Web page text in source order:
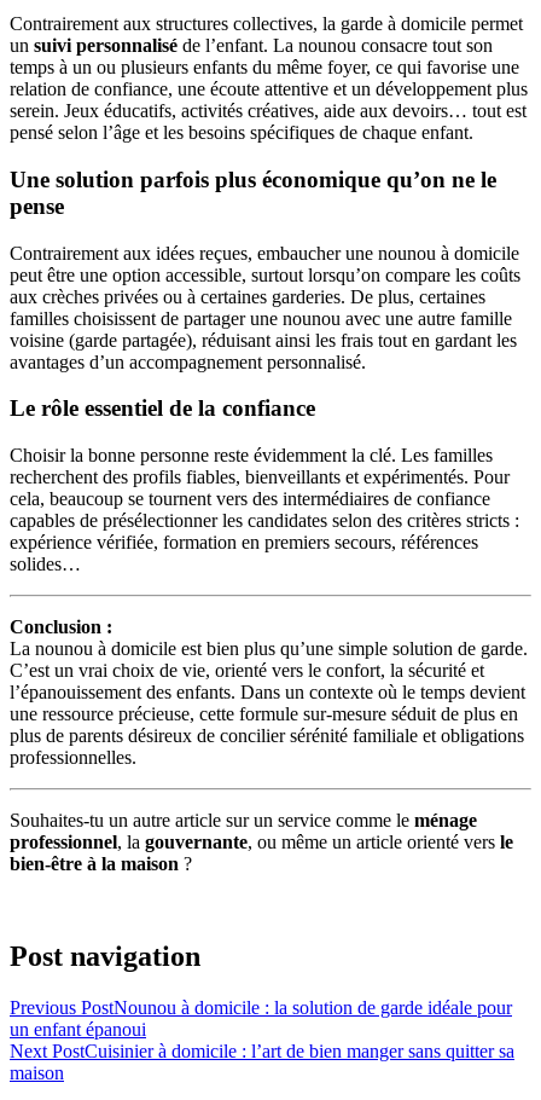
Contrairement aux structures collectives, la garde à domicile permet
un suivi personnalisé de l’enfant. La nounou consacre tout son
temps à un ou plusieurs enfants du même foyer, ce qui favorise une
relation de confiance, une écoute attentive et un développement plus
serein. Jeux éducatifs, activités créatives, aide aux devoirs… tout est
pensé selon l’âge et les besoins spécifiques de chaque enfant.
Une solution parfois plus économique qu’on ne le
pense
Contrairement aux idées reçues, embaucher une nounou à domicile
peut être une option accessible, surtout lorsqu’on compare les coûts
aux crèches privées ou à certaines garderies. De plus, certaines
familles choisissent de partager une nounou avec une autre famille
voisine (garde partagée), réduisant ainsi les frais tout en gardant les
avantages d’un accompagnement personnalisé.
Le rôle essentiel de la confiance
Choisir la bonne personne reste évidemment la clé. Les familles
recherchent des profils fiables, bienveillants et expérimentés. Pour
cela, beaucoup se tournent vers des intermédiaires de confiance
capables de présélectionner les candidates selon des critères stricts :
expérience vérifiée, formation en premiers secours, références
solides…
Conclusion :
La nounou à domicile est bien plus qu’une simple solution de garde.
C’est un vrai choix de vie, orienté vers le confort, la sécurité et
l’épanouissement des enfants. Dans un contexte où le temps devient
une ressource précieuse, cette formule sur-mesure séduit de plus en
plus de parents désireux de concilier sérénité familiale et obligations
professionnelles.
Souhaites-tu un autre article sur un service comme le ménage
professionnel, la gouvernante, ou même un article orienté vers le
bien-être à la maison ?
Post navigation
Previous PostNounou à domicile : la solution de garde idéale pour
un enfant épanoui
Next PostCuisinier à domicile : l’art de bien manger sans quitter sa
maison